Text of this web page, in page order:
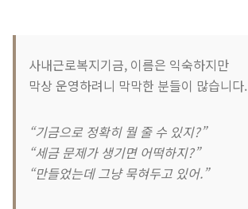
사내근로복지기금, 이름은 익숙하지만
막상 운영하려니 막막한 분들이 많습니다.
“기금으로 정확히 뭘 줄 수 있지?”
“세금 문제가 생기면 어떡하지?”
“만들었는데 그냥 묵혀두고 있어.”